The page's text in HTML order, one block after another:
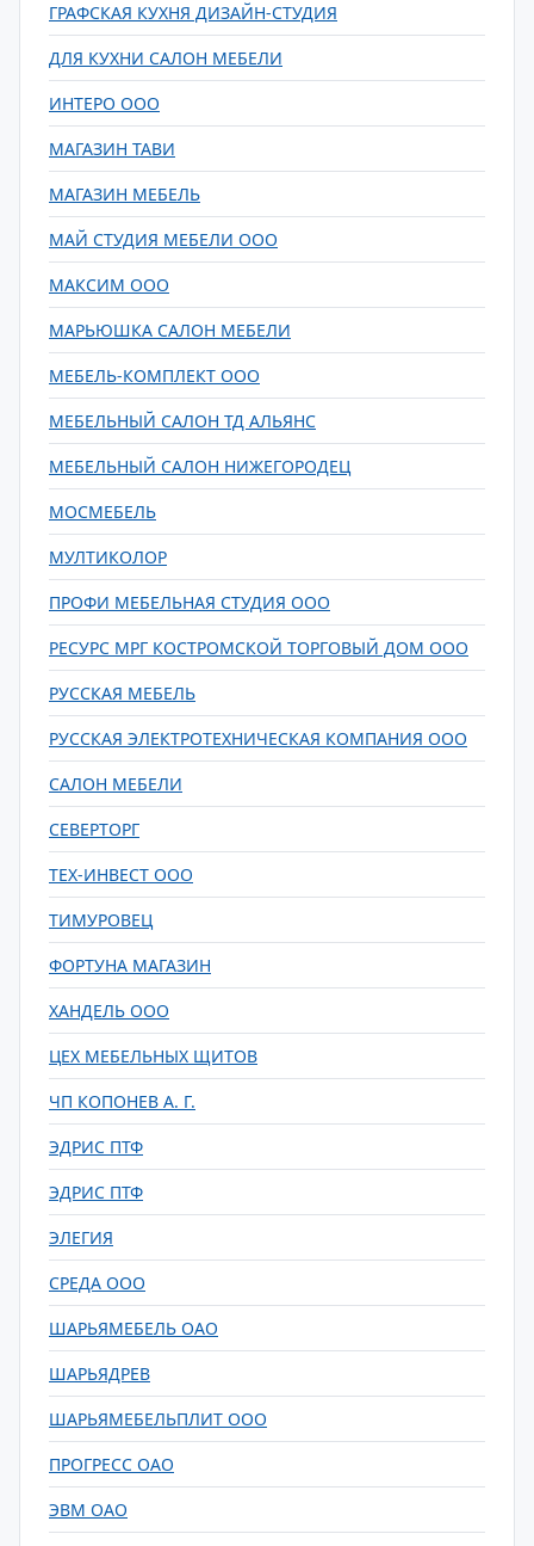
ГРАФСКАЯ КУХНЯ ДИЗАЙН-СТУДИЯ
ДЛЯ КУХНИ САЛОН МЕБЕЛИ
ИНТЕРО ООО
МАГАЗИН ТАВИ
МАГАЗИН МЕБЕЛЬ
МАЙ СТУДИЯ МЕБЕЛИ ООО
МАКСИМ ООО
МАРЬЮШКА САЛОН МЕБЕЛИ
МЕБЕЛЬ-КОМПЛЕКТ ООО
МЕБЕЛЬНЫЙ САЛОН ТД АЛЬЯНС
МЕБЕЛЬНЫЙ САЛОН НИЖЕГОРОДЕЦ
МОСМЕБЕЛЬ
МУЛТИКОЛОР
ПРОФИ МЕБЕЛЬНАЯ СТУДИЯ ООО
РЕСУРС МРГ КОСТРОМСКОЙ ТОРГОВЫЙ ДОМ ООО
РУССКАЯ МЕБЕЛЬ
РУССКАЯ ЭЛЕКТРОТЕХНИЧЕСКАЯ КОМПАНИЯ ООО
САЛОН МЕБЕЛИ
СЕВЕРТОРГ
ТЕХ-ИНВЕСТ ООО
ТИМУРОВЕЦ
ФОРТУНА МАГАЗИН
ХАНДЕЛЬ ООО
ЦЕХ МЕБЕЛЬНЫХ ЩИТОВ
ЧП КОПОНЕВ А. Г.
ЭДРИС ПТФ
ЭДРИС ПТФ
ЭЛЕГИЯ
СРЕДА ООО
ШАРЬЯМЕБЕЛЬ ОАО
ШАРЬЯДРЕВ
ШАРЬЯМЕБЕЛЬПЛИТ ООО
ПРОГРЕСС ОАО
ЭВМ ОАО